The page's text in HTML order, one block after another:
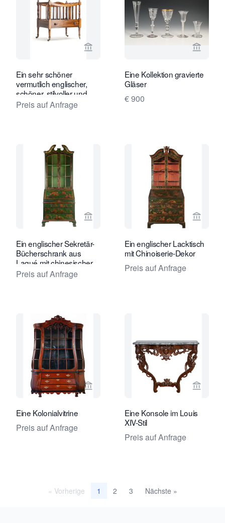
Verkaeuferseite von Toebosch
Ein sehr schöner
vermutlich englischer,
schöner, stilvoller und
nützlicher Canterbury
Preis auf Anfrage
Eine Kollektion gravierte
Gläser
€ 900
Verkaeuferseite von Van Nie
Ein englischer Sekretär-
Bücherschrank aus
Laqué mit chinesischer
Dekoration
Preis auf Anfrage
Ein englischer Lacktisch
mit Chinoiserie-Dekor
Preis auf Anfrage
Verkaeuferseite von Van Nie
Eine Kolonialvitrine
Preis auf Anfrage
Eine Konsole im Louis
XIV-Stil
Preis auf Anfrage
« Vorherige 1 2 3 Nächste »